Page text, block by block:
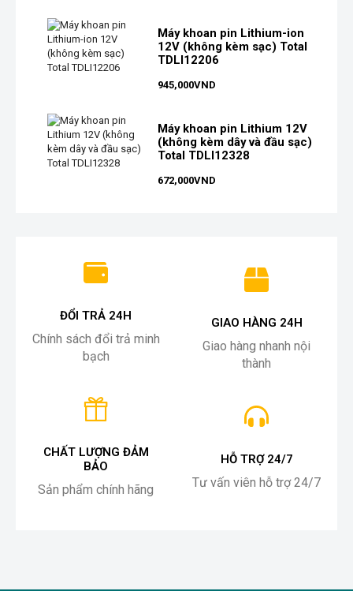
Máy khoan pin Lithium-ion
12V (không kèm sạc) Total
TDLI12206
945,000VND
Máy khoan pin Lithium 12V
(không kèm dây và đầu sạc)
Total TDLI12328
672,000VND
ĐỔI TRẢ 24H
Chính sách đổi trả minh
bạch
CHẤT LƯỢNG ĐẢM
BẢO
Sản phẩm chính hãng
GIAO HÀNG 24H
Giao hàng nhanh nội
thành
HỖ TRỢ 24/7
Tư vấn viên hỗ trợ 24/7